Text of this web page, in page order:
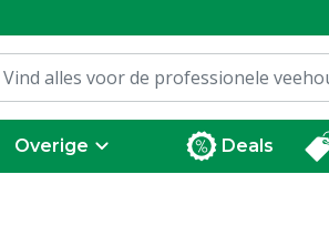
Overige Deals